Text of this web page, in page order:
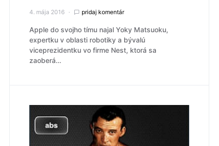
4. mája 2016 pridaj komentár
Apple do svojho tímu najal Yoky Matsuoku,
expertku v oblasti robotiky a bývalú
viceprezidentku vo firme Nest, ktorá sa
zaoberá…